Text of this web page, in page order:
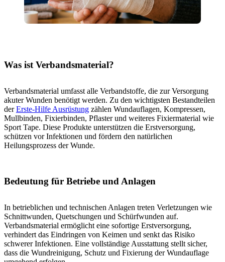
Was ist Verbandsmaterial?
Verbandsmaterial umfasst alle Verbandstoffe, die zur Versorgung
akuter Wunden benötigt werden. Zu den wichtigsten Bestandteilen
derErste-Hilfe Ausrüstung zählen Wundauflagen, Kompressen,
Mullbinden, Fixierbinden, Pflaster und weiteres Fixiermaterial wie
Sport Tape. Diese Produkte unterstützen die Erstversorgung,
schützen vor Infektionen und fördern den natürlichen
Heilungsprozess der Wunde.
Bedeutung für Betriebe und Anlagen
In betrieblichen und technischen Anlagen treten Verletzungen wie
Schnittwunden, Quetschungen und Schürfwunden auf.
Verbandsmaterial ermöglicht eine sofortige Erstversorgung,
verhindert das Eindringen von Keimen und senkt das Risiko
schwerer Infektionen. Eine vollständige Ausstattung stellt sicher,
dass die Wundreinigung, Schutz und Fixierung der Wundauflage